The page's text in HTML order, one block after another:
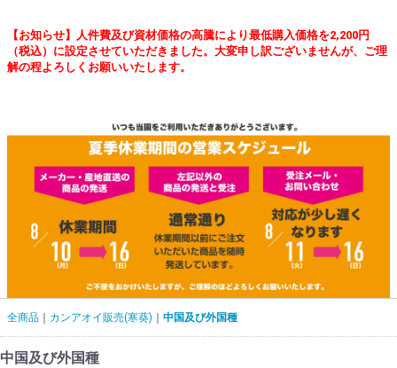
【お知らせ】人件費及び資材価格の高騰により最低購入価格を2,200円
（税込）に設定させていただきました。大変申し訳ございませんが、ご理
解の程よろしくお願いいたします。
全商品 カンアオイ販売(寒葵) 中国及び外国種
中国及び外国種